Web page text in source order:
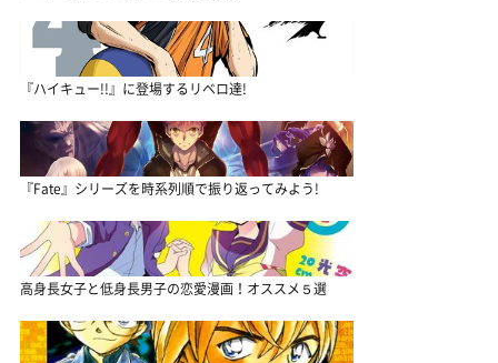
『ハイキュー!!』に登場するリベロ達!
『Fate』シリーズを時系列順で振り返ってみよう!
高身長女子と低身長男子の恋愛漫画！オススメ５選